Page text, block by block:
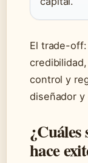
El trade-
control y
diseñador y
¿Cuáles
hace